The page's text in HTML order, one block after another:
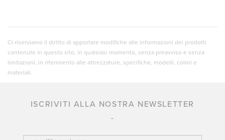
Ci riserviamo il diritto di apportare modifiche alle informazioni dei prodotti
contenute in questo sito, in qualsiasi momento, senza preavviso e senza
limitazioni, in riferimento alle attrezzature, specifiche, modelli, colori e
materiali.
ISCRIVITI ALLA NOSTRA NEWSLETTER